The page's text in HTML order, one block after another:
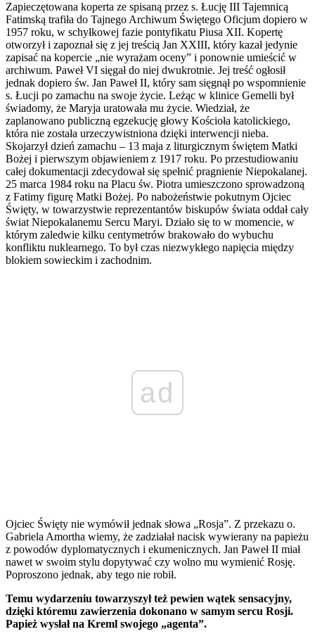
Zapieczętowana koperta ze spisaną przez s. Łucję III Tajemnicą
Fatimską trafiła do Tajnego Archiwum Świętego Oficjum dopiero w
1957 roku, w schyłkowej fazie pontyfikatu Piusa XII. Kopertę
otworzył i zapoznał się z jej treścią Jan XXIII, który kazał jedynie
zapisać na kopercie „nie wyrażam oceny” i ponownie umieścić w
archiwum. Paweł VI sięgał do niej dwukrotnie. Jej treść ogłosił
jednak dopiero św. Jan Paweł II, który sam sięgnął po wspomnienie
s. Łucji po zamachu na swoje życie. Leżąc w klinice Gemelli był
świadomy, że Maryja uratowała mu życie. Wiedział, że
zaplanowano publiczną egzekucję głowy Kościoła katolickiego,
która nie została urzeczywistniona dzięki interwencji nieba.
Skojarzył dzień zamachu – 13 maja z liturgicznym świętem Matki
Bożej i pierwszym objawieniem z 1917 roku. Po przestudiowaniu
całej dokumentacji zdecydował się spełnić pragnienie Niepokalanej.
25 marca 1984 roku na Placu św. Piotra umieszczono sprowadzoną
z Fatimy figurę Matki Bożej. Po nabożeństwie pokutnym Ojciec
Święty, w towarzystwie reprezentantów biskupów świata oddał cały
świat Niepokalanemu Sercu Maryi. Działo się to w momencie, w
którym zaledwie kilku centymetrów brakowało do wybuchu
konfliktu nuklearnego. To był czas niezwykłego napięcia między
blokiem sowieckim i zachodnim.
ad
Ojciec Święty nie wymówił jednak słowa „Rosja”. Z przekazu o.
Gabriela Amortha wiemy, że zadziałał nacisk wywierany na papieżu
z powodów dyplomatycznych i ekumenicznych. Jan Paweł II miał
nawet w swoim stylu dopytywać czy wolno mu wymienić Rosję.
Poproszono jednak, aby tego nie robił.
Temu wydarzeniu towarzyszył też pewien wątek sensacyjny,
dzięki któremu zawierzenia dokonano w samym sercu Rosji.
Papież wysłał na Kreml swojego „agenta”.